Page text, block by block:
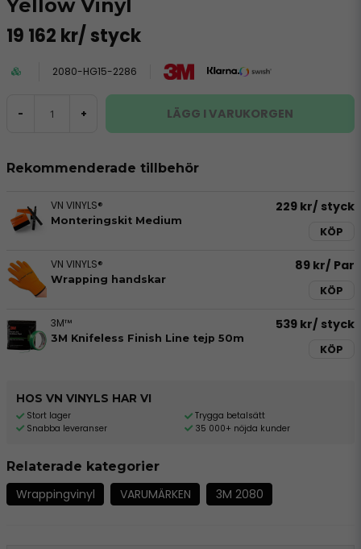
Yellow Vinyl
19 162 kr/ styck
2080-HG15-2286
- + LÄGG I VARUKORGEN
Rekommenderade tillbehör
VN VINYLS®
Monteringskit Medium
229 kr/ styck
KÖP
VN VINYLS®
Wrapping handskar
89 kr/ Par
KÖP
3M™
3M Knifeless Finish Line tejp 50m
539 kr/ styck
KÖP
HOS VN VINYLS HAR VI
Stort lager
Snabba leveranser
Trygga betalsätt
35 000+ nöjda kunder
Relaterade kategorier
Wrappingvinyl VARUMÄRKEN 3M 2080